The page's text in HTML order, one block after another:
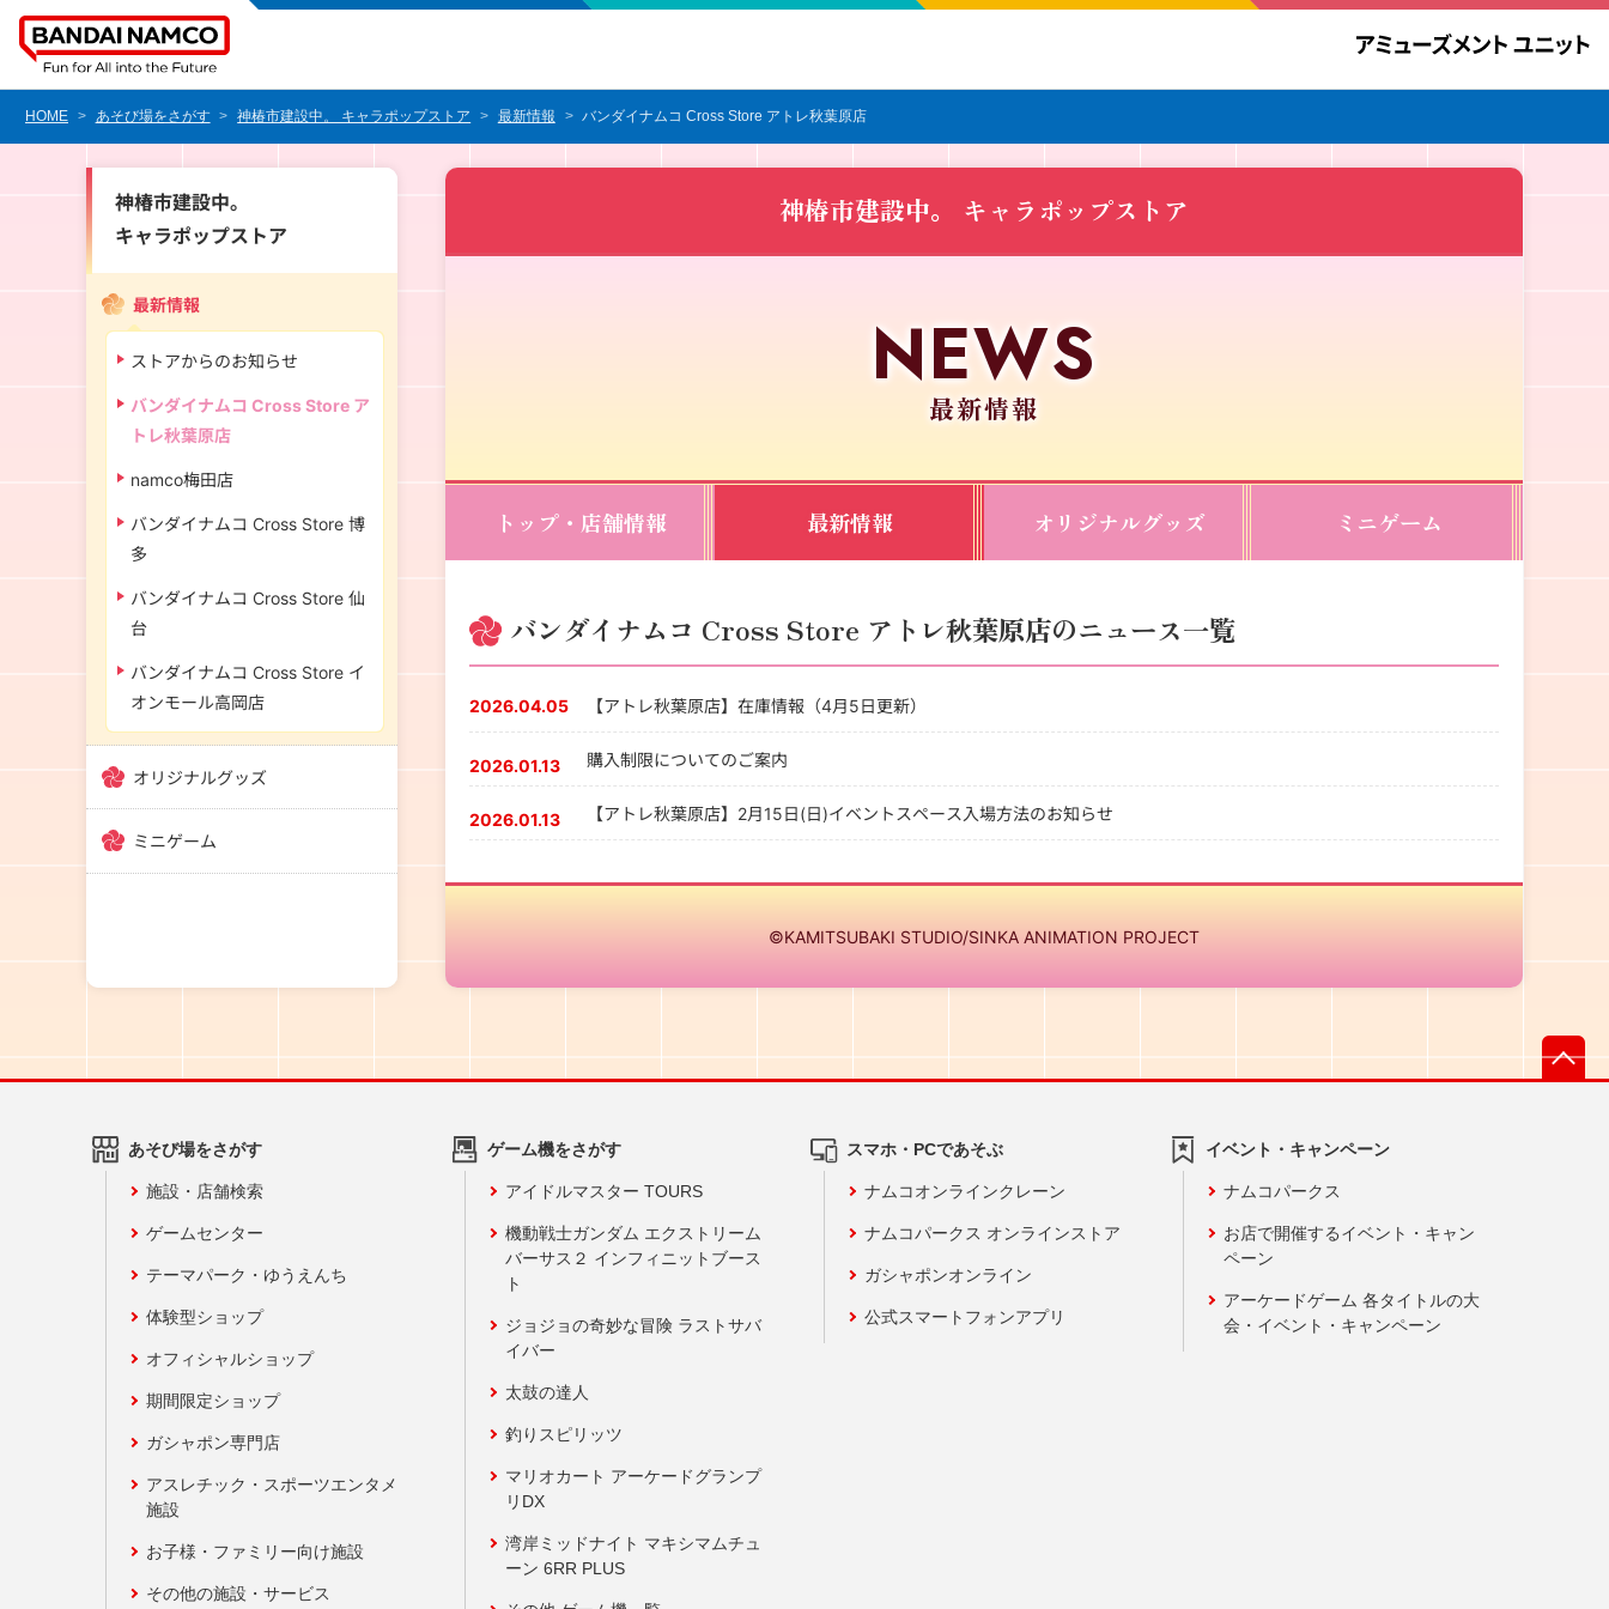
HOME あそび場をさがす 神椿市建設中。 キャラポップストア 最新情報 バンダイナムコ Cross Store アトレ秋葉原店
神椿市建設中。 キャラポップストア
最新情報
トップ・店舗情報 最新情報 オリジナルグッズ ミニゲーム
バンダイナムコ Cross Store アトレ秋葉原店のニュース一覧
2026.04.05 【アトレ秋葉原店】在庫情報（4月5日更新）
2026.01.13 購入制限についてのご案内
2026.01.13 【アトレ秋葉原店】2月15日(日)イベントスペース入場方法のお知らせ
©KAMITSUBAKI STUDIO/SINKA ANIMATION PROJECT
神椿市建設中。
キャラポップストア
最新情報
ストアからのお知らせ
バンダイナムコ Cross Store ア
トレ秋葉原店
namco梅田店
バンダイナムコ Cross Store 博
多
バンダイナムコ Cross Store 仙
台
バンダイナムコ Cross Store イ
オンモール高岡店
オリジナルグッズ
ミニゲーム
あそび場をさがす
施設・店舗検索
ゲームセンター
テーマパーク・ゆうえんち
体験型ショップ
オフィシャルショップ
期間限定ショップ
ガシャポン専門店
アスレチック・スポーツエンタメ
施設
お子様・ファミリー向け施設
その他の施設・サービス
ゲーム機をさがす
アイドルマスター TOURS
機動戦士ガンダム エクストリーム
バーサス２ インフィニットブース
ト
ジョジョの奇妙な冒険 ラストサバ
イバー
太鼓の達人
釣りスピリッツ
マリオカート アーケードグランプ
リDX
湾岸ミッドナイト マキシマムチュ
ーン 6RR PLUS
スマホ・PCであそぶ
ナムコオンラインクレーン
ナムコパークス オンラインストア
ガシャポンオンライン
公式スマートフォンアプリ
イベント・キャンペーン
ナムコパークス
お店で開催するイベント・キャン
ペーン
アーケードゲーム 各タイトルの大
会・イベント・キャンペーン